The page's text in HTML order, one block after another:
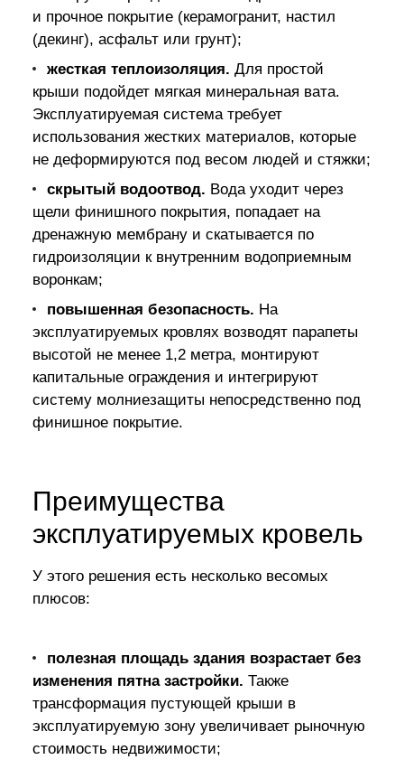
и прочное покрытие (керамогранит, настил
(декинг), асфальт или грунт);
жесткая теплоизоляция. Для простой
крыши подойдет мягкая минеральная вата.
Эксплуатируемая система требует
использования жестких материалов, которые
не деформируются под весом людей и стяжки;
скрытый водоотвод. Вода уходит через
щели финишного покрытия, попадает на
дренажную мембрану и скатывается по
гидроизоляции к внутренним водоприемным
воронкам;
повышенная безопасность. На
эксплуатируемых кровлях возводят парапеты
высотой не менее 1,2 метра, монтируют
капитальные ограждения и интегрируют
систему молниезащиты непосредственно под
финишное покрытие.
Преимущества
эксплуатируемых кровель
У этого решения есть несколько весомых
плюсов:
полезная площадь здания возрастает без
изменения пятна застройки. Также
трансформация пустующей крыши в
эксплуатируемую зону увеличивает рыночную
стоимость недвижимости;